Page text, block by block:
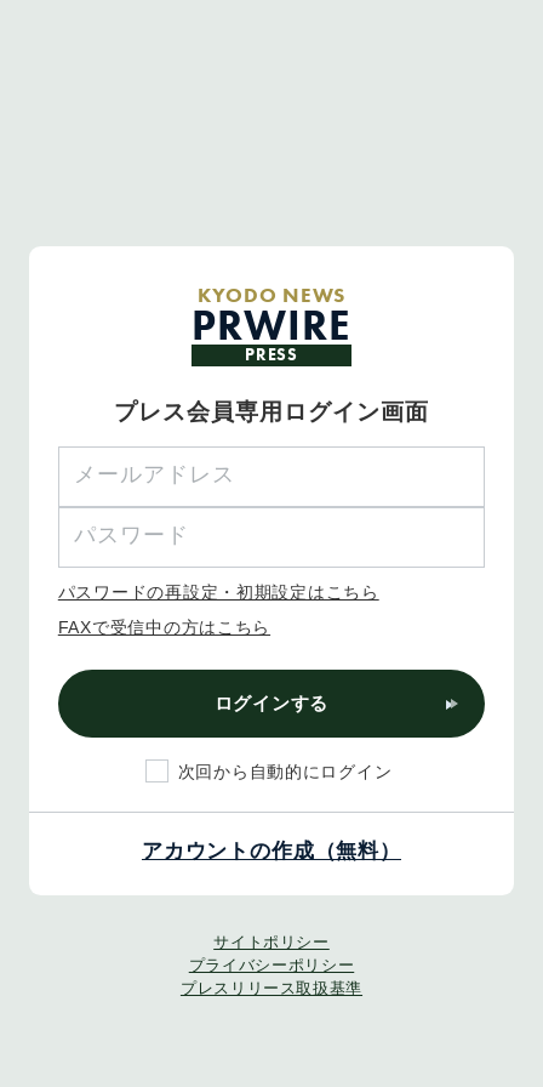
KYODO NEWS
PRWIRE
PRESS
プレス会員専用ログイン画面
パスワードの再設定・初期設定はこちら
FAXで受信中の方はこちら
ログインする
次回から自動的にログイン
アカウントの作成（無料）
サイトポリシー
プライバシーポリシー
プレスリリース取扱基準